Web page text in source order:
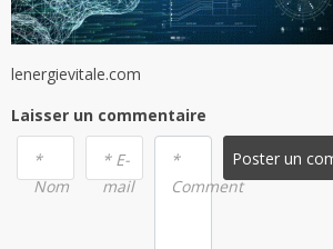
lenergievitale.com
Laisser un commentaire
*
Nom
* E-
mail
*
Comment
Poster un